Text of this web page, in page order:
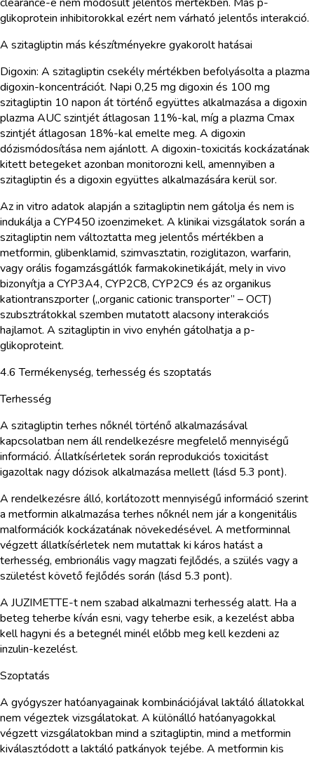
glikoprotein inhibitorokkal ezért nem várható jelentős interakció.
A szitagliptin más készítményekre gyakorolt hatásai
Digoxin: A szitagliptin csekély mértékben befolyásolta a plazma
digoxin-koncentrációt. Napi 0,25 mg digoxin és 100 mg
szitagliptin 10 napon át történő együttes alkalmazása a digoxin
plazma AUC szintjét átlagosan 11%-kal, míg a plazma Cmax
szintjét átlagosan 18%-kal emelte meg. A digoxin
dózismódosítása nem ajánlott. A digoxin-toxicitás kockázatának
kitett betegeket azonban monitorozni kell, amennyiben a
szitagliptin és a digoxin együttes alkalmazására kerül sor.
Az in vitro adatok alapján a szitagliptin nem gátolja és nem is
indukálja a CYP450 izoenzimeket. A klinikai vizsgálatok során a
szitagliptin nem változtatta meg jelentős mértékben a
metformin, glibenklamid, szimvasztatin, roziglitazon, warfarin,
vagy orális fogamzásgátlók farmakokinetikáját, mely in vivo
bizonyítja a CYP3A4, CYP2C8, CYP2C9 és az organikus
kationtranszporter („organic cationic transporter” – OCT)
szubsztrátokkal szemben mutatott alacsony interakciós
hajlamot. A szitagliptin in vivo enyhén gátolhatja a p-
glikoproteint.
4.6 Termékenység, terhesség és szoptatás
Terhesség
A szitagliptin terhes nőknél történő alkalmazásával
kapcsolatban nem áll rendelkezésre megfelelő mennyiségű
információ. Állatkísérletek során reprodukciós toxicitást
igazoltak nagy dózisok alkalmazása mellett (lásd 5.3 pont).
A rendelkezésre álló, korlátozott mennyiségű információ szerint
a metformin alkalmazása terhes nőknél nem jár a kongenitális
malformációk kockázatának növekedésével. A metforminnal
végzett állatkísérletek nem mutattak ki káros hatást a
terhesség, embrionális vagy magzati fejlődés, a szülés vagy a
születést követő fejlődés során (lásd 5.3 pont).
A JUZIMETTE-t nem szabad alkalmazni terhesség alatt. Ha a
beteg teherbe kíván esni, vagy teherbe esik, a kezelést abba
kell hagyni és a betegnél minél előbb meg kell kezdeni az
inzulin-kezelést.
Szoptatás
A gyógyszer hatóanyagainak kombinációjával laktáló állatokkal
nem végeztek vizsgálatokat. A különálló hatóanyagokkal
végzett vizsgálatokban mind a szitagliptin, mind a metformin
kiválasztódott a laktáló patkányok tejébe. A metformin kis